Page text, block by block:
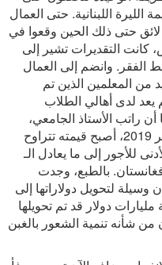
الليرة اللبنانية. حتى العمال
حتى ذلك الحين وقعوا في
انفجار 4 أغسطس، كانت التقديرات تشير إلى
وانضم إلى العمال
من المعلمين الذين تم
لدى أهالي الطلاب
راتب الأستاذ الجامعي،
الذي كان يعادل 4000 دولار في أكتوبر 2019، أصبح قيمته تتراوح
الأدنى للأجور إلى ما يعادل الـ
بالطبع، وجدت
وسيلة لتحويل دولاراتها إلى
دولار قد تم تحويلها
شأنه تنمية الشعور بالغبن